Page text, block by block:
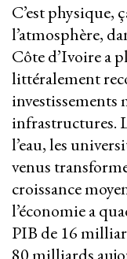
C’est physique,
l’atmosphère,
Côte d’Ivoire a
littéralement
investissements
infrastructures.
l’eau, les
venus
croissance
l’économie a
PIB de 16